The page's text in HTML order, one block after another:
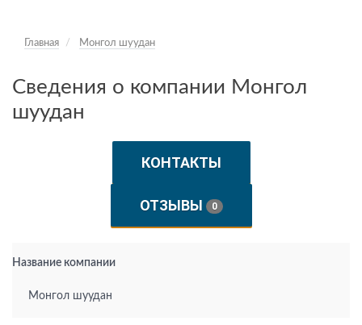
Главная Монгол шуудан
Сведения о компании Монгол
шуудан
КОНТАКТЫ
ОТЗЫВЫ 0
Название компании
Монгол шуудан